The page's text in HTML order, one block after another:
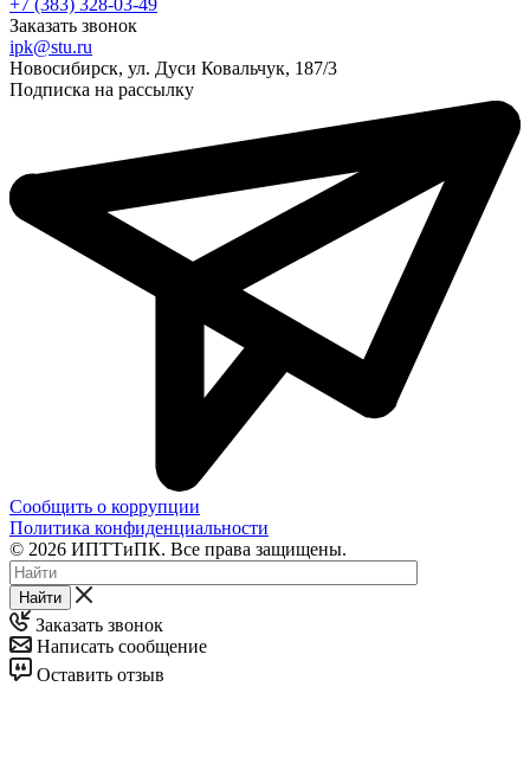
+7 (383) 328-03-49
Заказать звонок
ipk@stu.ru
Новосибирск, ул. Дуси Ковальчук, 187/3
Подписка на рассылку
Сообщить о коррупции
Политика конфиденциальности
© 2026 ИПТТиПК. Все права защищены.
Найти
Заказать звонок
Написать сообщение
Оставить отзыв